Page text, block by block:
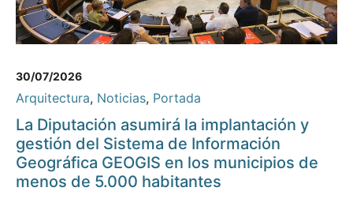
30/07/2026
Arquitectura, Noticias, Portada
La Diputación asumirá la implantación y
gestión del Sistema de Información
Geográfica GEOGIS en los municipios de
menos de 5.000 habitantes